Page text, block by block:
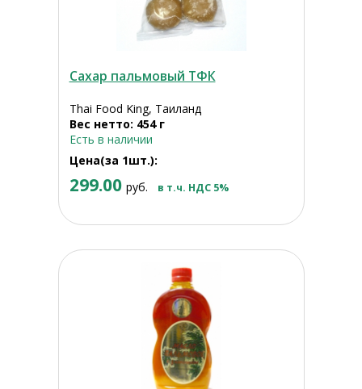
Сахар пальмовый ТФК
Thai Food King, Таиланд
Вес нетто: 454 г
Есть в наличии
Цена(за 1шт.):
299.00 руб. в т.ч. НДС 5%